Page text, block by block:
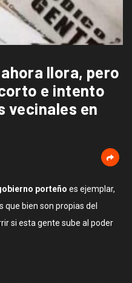
llora, pero
e intento
vecinales en
porteño es ejemplar,
bien son propias del
si esta gente sube al poder